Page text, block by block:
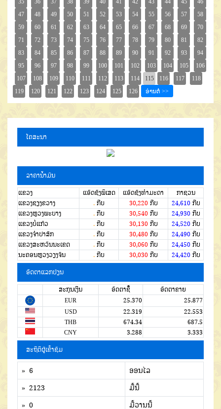
ໂຄສະນາ
ລາຄານໍ້າມັນ
ແຂວງ ແອັດຊັງພິເສດ ແອັດຊັງທຳມະດາ
ກາຊວນ
ແຂວງຊຽງຂວາງ
. ກີບ 30,220ກີບ 24,610ກີບ
ແຂວງຫຼວງພະບາງ
. ກີບ 30,540ກີບ 24,930ກີບ
ແຂວງບໍ່ແກ້ວ
. ກີບ 30,130ກີບ 24,520ກີບ
ແຂວງຈໍາປາສັກ
. ກີບ 30,480ກີບ 24,490ກີບ
ແຂວງສະຫວັນນະເຂດ
. ກີບ 30,060ກີບ 24,450ກີບ
ນະຄອນຫຼວງວຽງຈັນ
. ກີບ 30,030ກີບ 24,420ກີບ
ອັດຕາແລກປ່ຽນ
ສະກຸນເງີນ ອັດຕາຊື້
ອັດຕາຂາຍ
EUR
25.370
25.877
USD
22.319
22.553
THB
674.34
687.5
CNY
3.288 3.333
ສະຖິຕິຜູ້ເຂົ້າຊົມ
» 6
ອອນໄລ
» 2123
ມື້ນີ້
» 0
ມື້ວານນີ້